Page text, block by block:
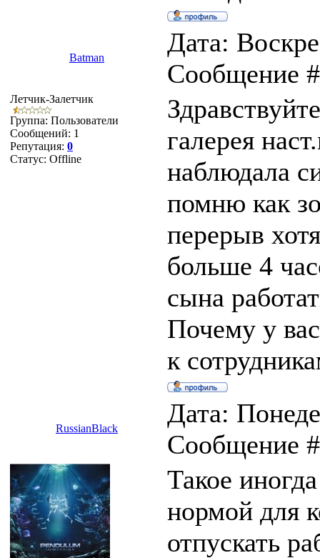
Batman
Дата:
Сообщение
Летчик-Залетчик
Группа: Пользователи
Сообщений: 1
Репутация: 0
Статус: Offline
галерея
наблюдала
помню как
перерыв
больше 4
сына
Почему у
к
RussianBlack
Дата:
Сообщение
Такое
нормой для
отпускать